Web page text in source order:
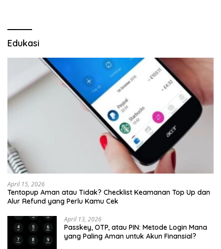
Edukasi
April 15, 2026
Tentopup Aman atau Tidak? Checklist Keamanan Top Up dan
Alur Refund yang Perlu Kamu Cek
April 13, 2026
Passkey, OTP, atau PIN: Metode Login Mana
yang Paling Aman untuk Akun Finansial?